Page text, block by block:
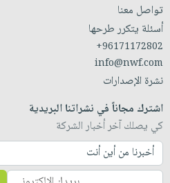
تواصل معنا
أسئلة يتكرر طرحها
+96171172802
info@nwf.com
نشرة الإصدارات
اشترك مجاناً في نشراتنا البريدية
كي يصلك آخر أخبار الشركة